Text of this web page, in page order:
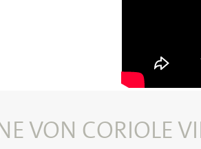
VON CORIOLE